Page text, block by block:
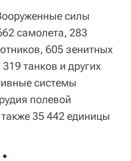
силы
самолета, 283
605 зенитных
танков и других
системы
полевой
35 442 единицы